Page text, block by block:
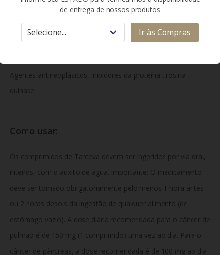
dióxido de titânio, macrogol, polissorbato 80.
Agentes antineoplásicos, inibidores da proteína tirosina
quinase.
Como usar:
Os comprimidos de Tarceva devem ser ingeridos por via oral,
inteiros, com o auxílio de água. Importante: O medicamento
deve ser tomado obrigatoriamente pelo menos 1 hora antes
ou 2 horas depois da ingestão de qualquer alimento (de
estômago vazio). A dose diária recomendada para o câncer de
pulmão é de 150 mg (1 comprimido) uma vez ao dia. Para o
câncer de pâncreas, a dose recomendada é de 100 mg ao dia
de entrega de nossos produtos
Ir às Compras